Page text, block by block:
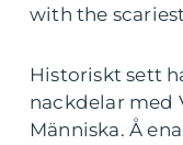
with the
Historiskt sett
nackdelar med
Människa. Å